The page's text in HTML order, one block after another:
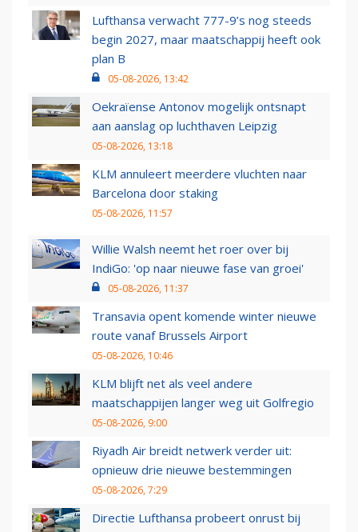
Lufthansa verwacht 777-9’s nog steeds
begin 2027, maar maatschappij heeft ook
plan B
05-08-2026, 13:42
Oekraïense Antonov mogelijk ontsnapt
aan aanslag op luchthaven Leipzig
05-08-2026, 13:18
KLM annuleert meerdere vluchten naar
Barcelona door staking
05-08-2026, 11:57
Willie Walsh neemt het roer over bij
IndiGo: 'op naar nieuwe fase van groei'
05-08-2026, 11:37
Transavia opent komende winter nieuwe
route vanaf Brussels Airport
05-08-2026, 10:46
KLM blijft net als veel andere
maatschappijen langer weg uit Golfregio
05-08-2026, 9:00
Riyadh Air breidt netwerk verder uit:
opnieuw drie nieuwe bestemmingen
05-08-2026, 7:29
Directie Lufthansa probeert onrust bij